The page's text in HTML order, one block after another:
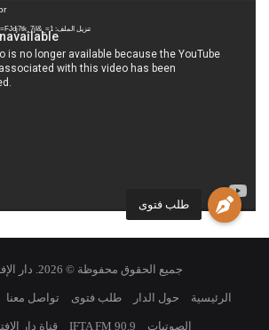
طلب فتوى
تنزيل الملف: https://www.youtube.com/watch?v=FJdj7tk_7jI&_=1
جميع الحقوق محفوظة © 2026. دار الإفتاء الليبية
الرئيسية حول الدار طلب فتوى تواصل معنا
الصوتيات IFTA FM 90.9 قناة دار